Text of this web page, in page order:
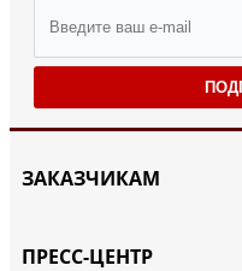
ЗАКАЗЧИКАМ
ПРЕСС-ЦЕНТР